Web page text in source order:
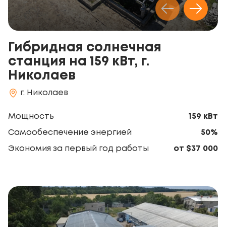
Гибридная солнечная
станция на 159 кВт, г.
Николаев
г. Николаев
Мощность 159 кВт
Самообеспечение энергией 50%
Экономия за первый год работы от $37 000